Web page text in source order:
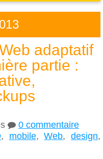
adaptatif
partie :
 0 commentaire
, mobile,Web,design,